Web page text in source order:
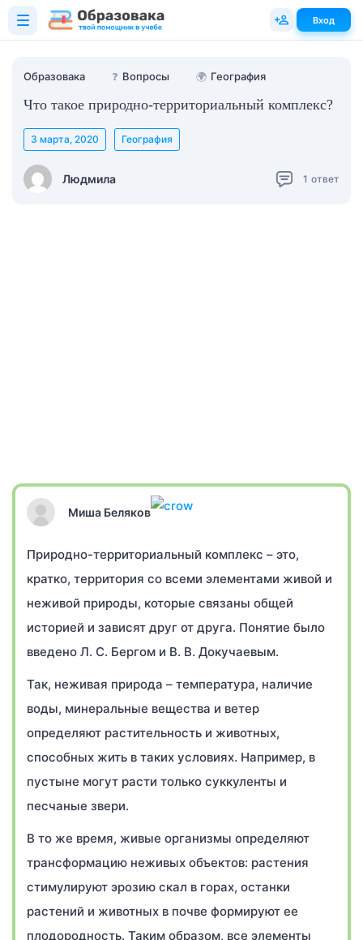
Образовака ❓ Вопросы 🌍 География
Что такое природно-территориальный комплекс?
Людмила
3 марта, 2020 География
1 ответ
Миша Беляков
Природно-территориальный комплекс – это,
кратко, территория со всеми элементами живой и
неживой природы, которые связаны общей
историей и зависят друг от друга. Понятие было
введено Л. С. Бергом и В. В. Докучаевым.
Так, неживая природа – температура, наличие
воды, минеральные вещества и ветер
определяют растительность и животных,
способных жить в таких условиях. Например, в
пустыне могут расти только суккуленты и
песчаные звери.
В то же время, живые организмы определяют
трансформацию неживых объектов: растения
стимулируют эрозию скал в горах, останки
растений и животных в почве формируют ее
плодородность. Таким образом, все элементы
Вход